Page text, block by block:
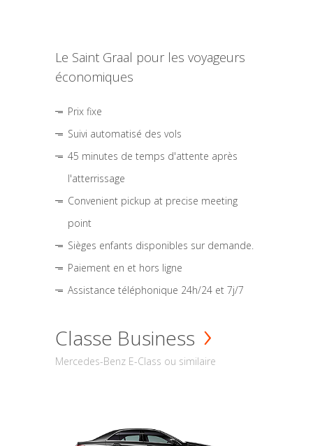
Le Saint Graal pour les voyageurs
économiques
Prix fixe
Suivi automatisé des vols
45 minutes de temps d'attente après
l'atterrissage
Convenient pickup at precise meeting
point
Sièges enfants disponibles sur demande.
Paiement en et hors ligne
Assistance téléphonique 24h/24 et 7j/7
Classe Business
Mercedes-Benz E-Class ou similaire